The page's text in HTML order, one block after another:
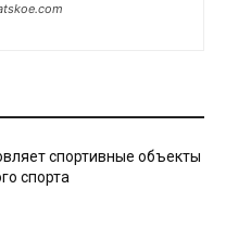
спортивные объекты
спорта